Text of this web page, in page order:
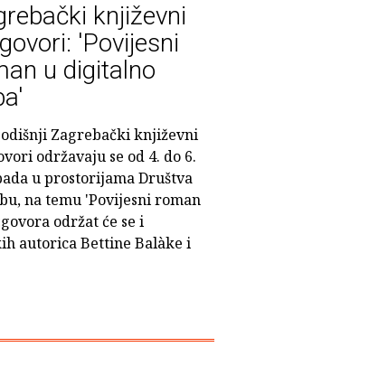
književni
'Povijesni
u digitalno
Zagrebački književni
održavaju se od 4. do 6.
u prostorijama Društva
na temu 'Povijesni roman
održat će se i
autorica Bettine Balàke i